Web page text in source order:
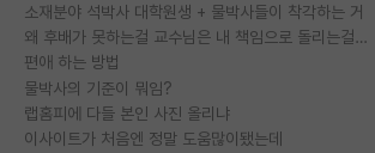
소재분야 석박사 대학원생 + 물박사들이 착각하는 거
왜 후배가 못하는걸 교수님은 내 책임으로 돌리는걸까요?
편애 하는 방법
물박사의 기준이 뭐임?
랩홈피에 다들 본인 사진 올리냐
이사이트가 처음엔 정말 도움많이됐는데